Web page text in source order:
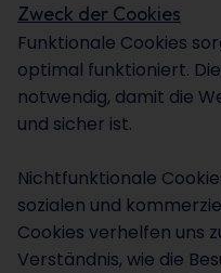
Zweck der Cookies
Funktionale Cookies
optimal funktioniert.
notwendig, damit die
und sicher ist.
Nichtfunktionale
sozialen und
Cookies verhelfen uns
Verständnis, wie die